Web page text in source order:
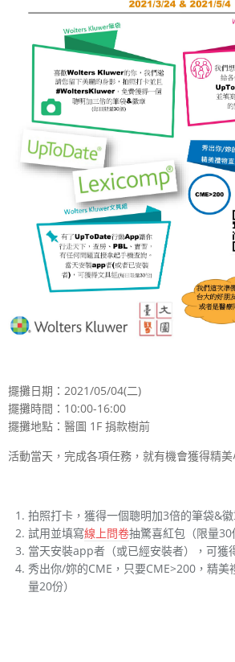
擺攤日期：2021/05/04(二)
擺攤時間：10:00-16:00
擺攤地點：醫圖 1F 捐款樹前
活動當天，完成各項任務，就有機會獲得精
拍照打卡，獲得一個聰明加3倍的筆袋&徽
試用並填寫線上問卷抽驚喜紅包（限量30
當天安裝app者（或已經安裝者），可獲
秀出你/妳的CME，只要CME>200，精美
量20份）